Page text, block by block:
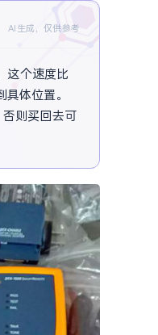
AI生成，仅供参考
这个速度比
体位置。
则买回去可